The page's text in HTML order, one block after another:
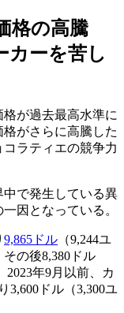
格の高騰
カーを苦し
が過去最高水準に
がさらに高騰した
ラティエの競争力
で発生している異
因となっている。
9,865ドル （9,244ユ
の後8,380ドル
2023年9月以前、カ
3,600ドル（3,300ユ